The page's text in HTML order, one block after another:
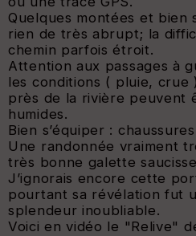
Quelques montées et bien
rien de très abrupt; la
chemin parfois étroit.
Attention aux passages à
les conditions ( pluie, crue
près de la rivière peuvent
humides.
Bien s’équiper :
Une randonnée vraiment
très bonne galette
J’ignorais encore cette
pourtant sa révélation fut
splendeur inoubliable.
Voici en vidéo le "Relive"